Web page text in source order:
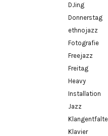
DJing
Donnerstag
ethnojazz
Fotografie
Freejazz
Freitag
Heavy
Installation
Jazz
Klavier